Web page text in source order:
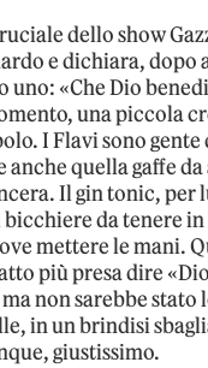
dello show
e dichiara, dopo
uno: «Che Dio
una piccola
I Flavi sono gente
anche quella gaffe
Il gin tonic, per
da tenere
mettere le mani.
più presa dire
non sarebbe stato
in un brindisi
giustissimo.